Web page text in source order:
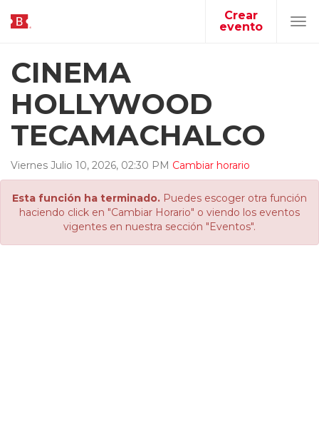
Crear
evento
CINEMA
HOLLYWOOD
TECAMACHALCO
Viernes Julio 10, 2026, 02:30 PM Cambiar horario
Esta función ha terminado. Puedes escoger otra función
haciendo click en "Cambiar Horario" o viendo los eventos
vigentes en nuestra sección "Eventos".